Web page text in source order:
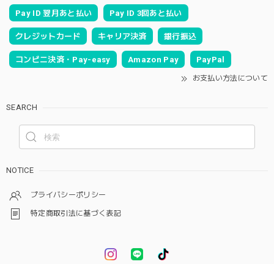
Pay ID 翌月あと払い Pay ID 3回あと払い
クレジットカード キャリア決済 銀行振込
コンビニ決済・Pay-easy Amazon Pay PayPal
お支払い方法について
SEARCH
NOTICE
プライバシーポリシー
特定商取引法に基づく表記